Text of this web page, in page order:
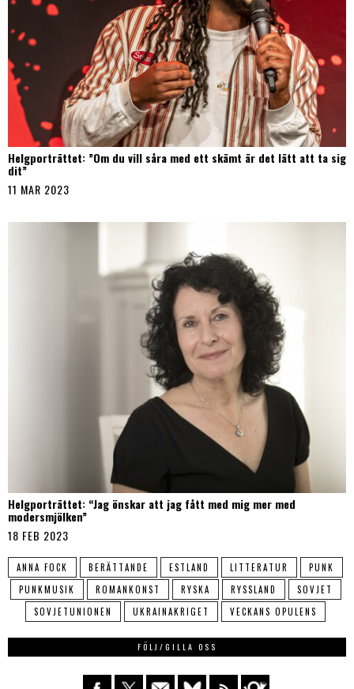
Helgporträttet: ”Om du vill såra med ett skämt är det lätt att ta sig
dit”
11 MAR 2023
Helgporträttet: “Jag önskar att jag fått med mig mer med
modersmjölken”
18 FEB 2023
ANNA FOCK BERÄTTANDE ESTLAND LITTERATUR
PUNK
PUNKMUSIK
ROMANKONST RYSKA RYSSLAND
SOVJET
SOVJETUNIONEN
UKRAINAKRIGET VECKANS OPULENS
FÖLJ/GILLA OSS